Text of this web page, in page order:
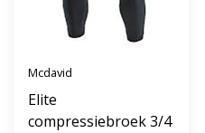
Mcdavid
Elite
compressiebroek 3/4